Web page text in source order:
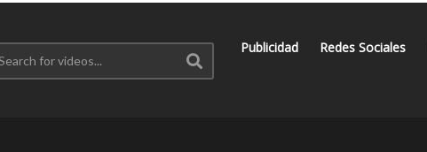
Publicidad Redes Sociales